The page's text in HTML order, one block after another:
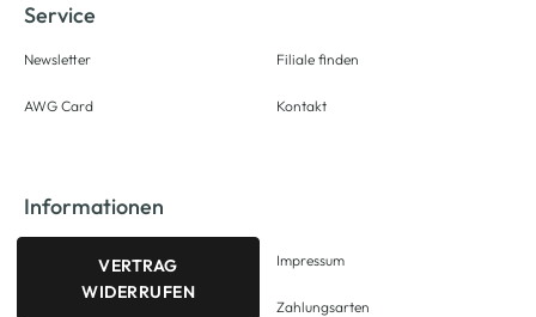
Service
Newsletter
AWG Card
Filiale finden
Kontakt
Informationen
VERTRAG
WIDERRUFEN
Impressum
Zahlungsarten